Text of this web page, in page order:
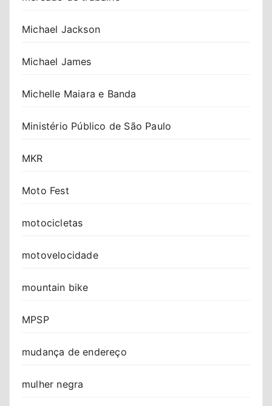
Michael Jackson
Michael James
Michelle Maiara e Banda
Ministério Público de São Paulo
MKR
Moto Fest
motocicletas
motovelocidade
mountain bike
MPSP
mudança de endereço
mulher negra